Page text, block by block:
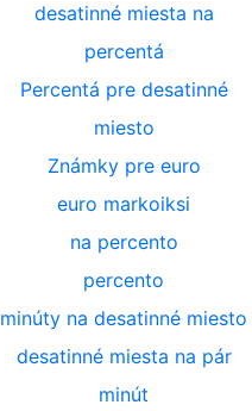
desatinné miesta na
percentá
Percentá pre desatinné
miesto
Známky pre euro
euro markoiksi
na percento
percento
minúty na desatinné miesto
desatinné miesta na pár
minút